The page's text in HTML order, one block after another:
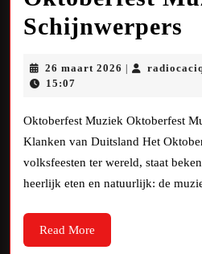
Schijnwerpers
26 maart 2026 26
|
15:07
Oktoberfest Muziek Oktoberfest
Klanken van Duitsland Het
volksfeesten ter wereld, staat
heerlijk eten en natuurlijk: de
Read More
More